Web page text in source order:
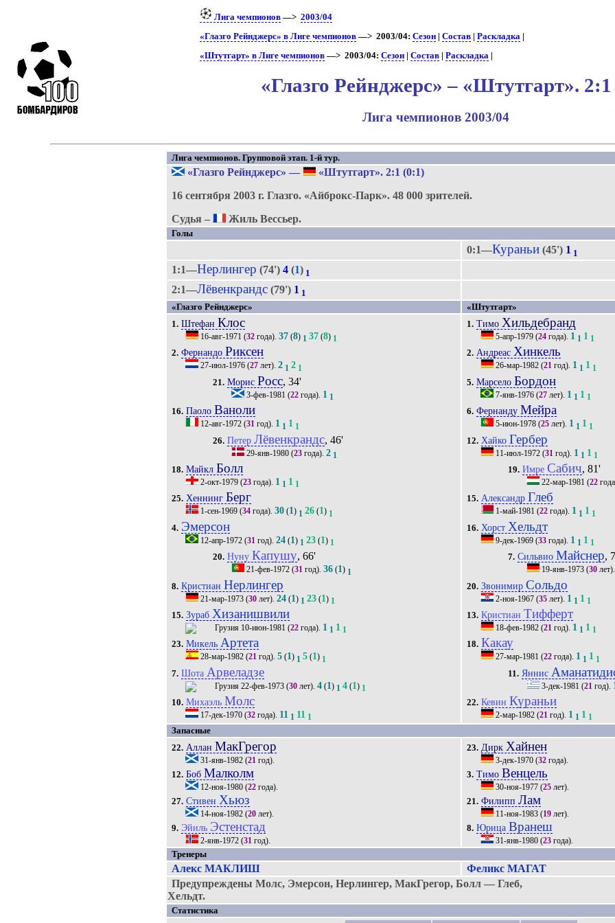
Лига чемпионов—> 2003/04
«Глазго Рейнджерс» в Лиге чемпионов—> 2003/04: Сезон| Состав| Раскладка |
«Штутгарт» в Лиге чемпионов—> 2003/04: Сезон| Состав| Раскладка |
«Глазго Рейнджерс» – «Штутгарт». 2:1
Лига чемпионов 2003/04
Лига чемпионов. Групповой этап. 1-й тур.
«Глазго Рейнджерс» — «Штутгарт». 2:1 (0:1)
16 сентября 2003 г.Глазго. «Айброкс-Парк».48 000 зрителей.
Судья –
Жиль Вессьер.
Голы
0:1—Кураньи (45') 1 1
1:1—Нерлингер (74')4 (1) 1
2:1—Лёвенкрандс (79') 1 1
«Глазго Рейнджерс»
«Штутгарт»
1. Штефан Клос
16-авг-1971 (32 года).37 (8) 1 37 (8) 1
2. ФернандоРиксен
27-июл-1976 (27 лет).2 1 2 1
21. Морис Росс, 34'
3-фев-1981 (22года). 1 1
16. Паоло Ваноли
12-авг-1972 (31 год). 1 1 1 1
26. ПетерЛёвенкрандс, 46'
29-янв-1980(23года). 2 1
18. Майкл Болл
2-окт-1979 (23 года). 1 1 1 1
25. ХеннингБерг
1-сен-1969 (34 года).30 (1) 1 26 (1) 1
4. Эмерсон
12-апр-1972 (31 год).24 (1) 1 23 (1) 1
20. Нуну Капушу, 66'
21-фев-1972(31год). 36(1) 1
8. Кристиан Нерлингер
21-мар-1973 (30 лет).24 (1) 1 23 (1) 1
15. Зураб Хизанишвили
10-июн-1981 (22года). 1 1 1 1
23. МикельАртета
28-мар-1982 (21 год).5 (1) 1 5 (1) 1
7. Шота Арвеладзе
22-фев-1973(30лет). 4(1) 1 4(1) 1
10. Михаэль Молс
17-дек-1970 (32 года). 11 1 11 1
1. Тимо Хильдебранд
5-апр-1979 (24 года). 1 1 1 1
2. АндреасХинкель
26-мар-1982 (21 год). 1 1 1 1
5. Марсело Бордон
7-янв-1976 (27 лет). 1 1 1 1
6. Фернанду Мейра
5-июн-1978 (25 лет). 1 1 1 1
12. Хайко Гербер
11-июл-1972 (31 год). 1 1 1 1
19. ИмреСабич, 81'
22-мар-1981 (22
15. АлександрГлеб
1-май-1981 (22 года). 1 1 1 1
16. Хорст Хельдт
9-дек-1969 (33 года). 1 1 1 1
7. Сильвио Майснер,
19-янв-1973(30лет).
20. ЗвонимирСольдо
2-ноя-1967 (35 лет). 1 1 1 1
13. КристианТифферт
18-фев-1982 (21 год). 1 1 1 1
18. Какау
27-мар-1981 (22 года). 1 1 1 1
11. Яннис
3-дек-1981 (21 год).
22. Кевин Кураньи
2-мар-1982 (21 год). 1 1 1 1
Запасные
22. Аллан МакГрегор
31-янв-1982 (21 год).
12. Боб Малколм
12-ноя-1980 (22 года).
27. Стивен Хьюз
14-ноя-1982 (20 лет).
9. Эйиль Эстенстад
2-янв-1972 (31 год).
23. Дирк Хайнен
3-дек-1970 (32 года).
3. Тимо Венцель
30-ноя-1977 (25 лет).
21. ФилиппЛам
11-ноя-1983 (19 лет).
8. Юрица Вранеш
31-янв-1980 (23 года).
Тренеры
Алекс МАКЛИШ
Феликс МАГАТ
Предупреждены Молс, Эмерсон, Нерлингер, МакГрегор, Болл — Глеб,
Хельдт.
Статистика